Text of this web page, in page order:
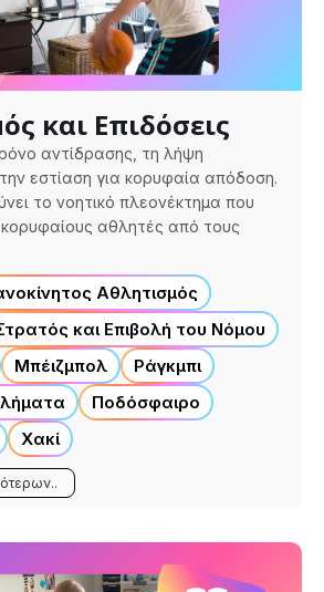
και Επιδόσεις
αντίδρασης, τη λήψη
εστίαση για κορυφαία απόδοση.
το νοητικό πλεονέκτημα που
κορυφαίους αθλητές από τους
Αθλητισμός
και Επιβολή του Νόμου
Μπέιζμπολ
Ράγκμπι
Ποδόσφαιρο
Χακί